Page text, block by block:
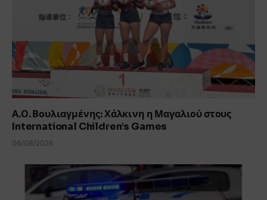
Α.Ο. Βουλιαγμένης: Χάλκινη η Μαγαλιού στους
International Children’s Games
06/08/2026